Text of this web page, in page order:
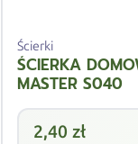
Ścierki
ŚCIERKA
MASTER S040
2,40 zł